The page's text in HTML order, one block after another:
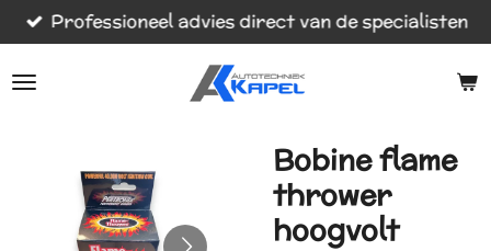
Ga
direct
naar
Professioneel advies direct van de specialisten
Bobine flame
thrower
hoogvolt